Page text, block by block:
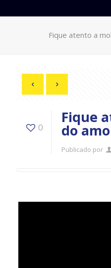
Fique atento a
0
Fique
do
Publicado por